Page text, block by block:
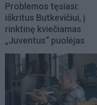
Problemos tęsiasi:
iškritus Butkevičiui, į
rinktinę kviečiamas
„Juventus“ puolėjas